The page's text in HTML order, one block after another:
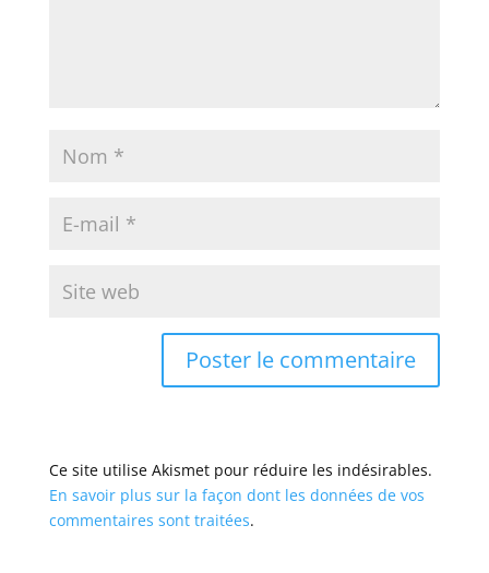
Ce site utilise Akismet pour réduire les indésirables.
En savoir plus sur la façon dont les données de vos
commentaires sont traitées.